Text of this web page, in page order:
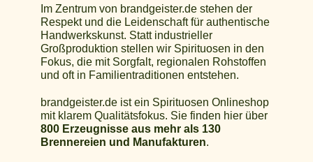
Im Zentrum von brandgeister.de stehen der
Respekt und die Leidenschaft für authentische
Handwerkskunst. Statt industrieller
Großproduktion stellen wir Spirituosen in den
Fokus, die mit Sorgfalt, regionalen Rohstoffen
und oft in Familientraditionen entstehen.
brandgeister.de ist ein Spirituosen Onlineshop
mit klarem Qualitätsfokus. Sie finden hier über
800 Erzeugnisse aus mehr als 130
Brennereien und Manufakturen.